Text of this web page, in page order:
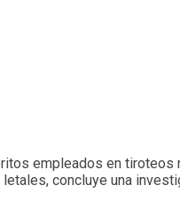
empleados en
concluye una